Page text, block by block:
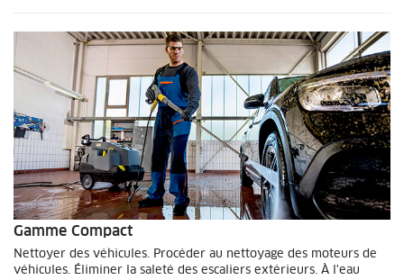
Gamme Compact
Nettoyer des véhicules. Procéder au nettoyage des moteurs de
véhicules. Éliminer la saleté des escaliers extérieurs. À l'eau